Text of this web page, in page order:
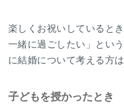
楽しくお祝いしていると
一緒に過ごしたい」とい
に結婚について考える方
子どもを授かったとき